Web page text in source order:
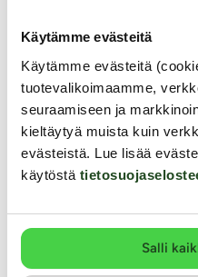
Käytämme evästeitä
Käytämme evästeitä
tuotevalikoimaamme,
seuraamiseen ja
kieltäytyä muista kuin
evästeistä. Lue lisää
käytöstä
Salli